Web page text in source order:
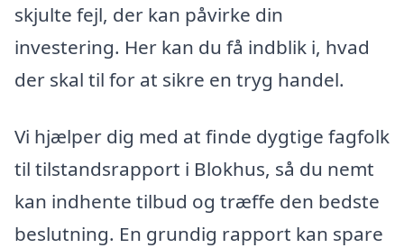
skjulte fejl, der kan påvirke din
investering. Her kan du få indblik i, hvad
der skal til for at sikre en tryg handel.
Vi hjælper dig med at finde dygtige fagfolk
til tilstandsrapport i Blokhus, så du nemt
kan indhente tilbud og træffe den bedste
beslutning. En grundig rapport kan spare